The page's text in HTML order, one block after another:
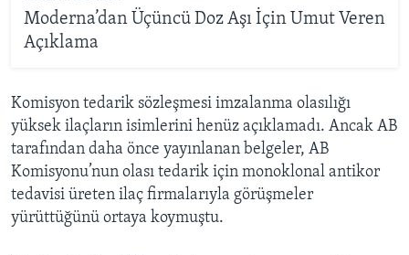
Moderna’dan Üçüncü Doz Aşı İçin Umut Veren
Açıklama
Komisyon tedarik sözleşmesi imzalanma olasılığı
yüksek ilaçların isimlerini henüz açıklamadı. Ancak AB
tarafından daha önce yayınlanan belgeler, AB
Komisyonu’nun olası tedarik için monoklonal antikor
tedavisi üreten ilaç firmalarıyla görüşmeler
yürüttüğünü ortaya koymuştu.